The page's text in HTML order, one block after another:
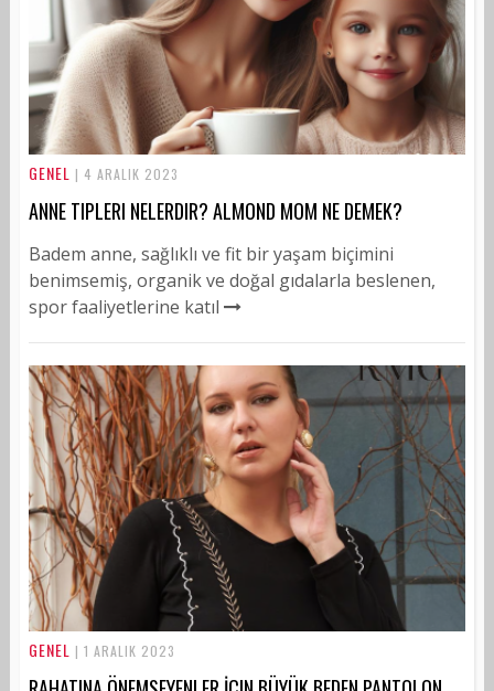
GENEL | 4 ARALIK 2023
ANNE TIPLERI NELERDIR? ALMOND MOM NE DEMEK?
Badem anne, sağlıklı ve fit bir yaşam biçimini
benimsemiş, organik ve doğal gıdalarla beslenen,
spor faaliyetlerine katıl
GENEL | 1 ARALIK 2023